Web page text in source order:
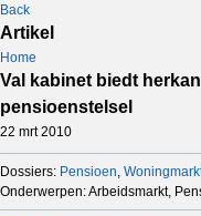
Back
Artikel
Home
Val kabinet biedt
pensioenstelsel
22 mrt 2010
Dossiers: Pensioen,
Onderwerpen: Arbeidsmarkt,